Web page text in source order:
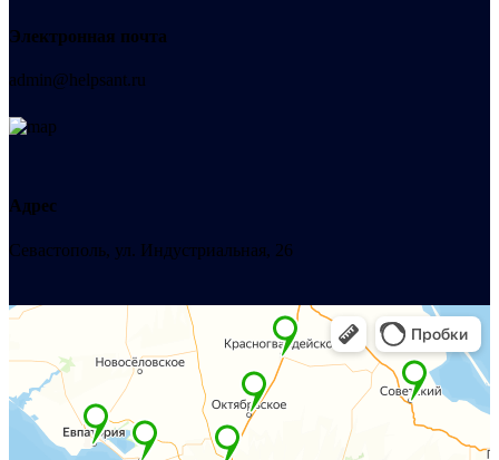
Электронная почта
admin@helpsant.ru
Адрес
Севастополь, ул. Индустриальная, 26